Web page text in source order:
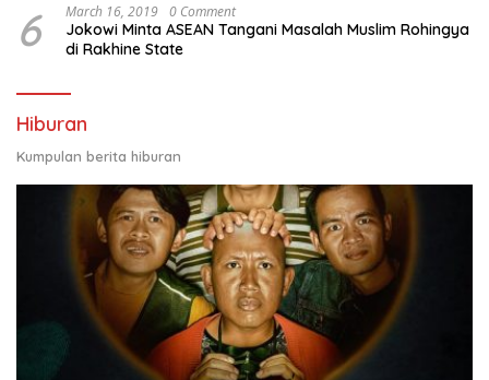
6 March 16, 2019 0 Comment
Jokowi Minta ASEAN Tangani Masalah Muslim Rohingya
di Rakhine State
Hiburan
Kumpulan berita hiburan